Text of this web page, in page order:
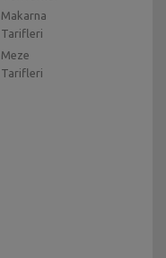
Makarna
Tarifleri
Meze
Tarifleri